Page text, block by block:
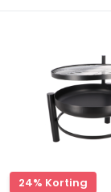
24% Korting